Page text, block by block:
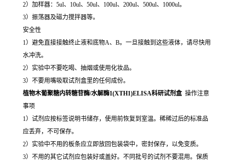
2）加样器：5ul、10ul、50ul、100ul、200ul、500ul、1000ul。
3）振荡器及磁力搅拌器等。
安全性
1）避免直接接触终止液和底物A、B。一旦接触到这些液体，请尽快用
水冲洗。
2）实验中不要吃喝、抽烟或使用化妆品。
3）不要用嘴吸取试剂盒里的任何成份。
植物木葡聚糖内转糖苷酶/水解酶1(XTH1)ELISA科研试剂盒 操作注意
事项
1）试剂应按标签说明书储存，使用前恢复到室温。稀稀过后的标准品
应丢弃，不可保存。
2）实验中不用的板条应立即放回包装袋中，密封保存，以免变质。
3）不用的其它试剂应包装好或盖好。不同批号的试剂不要混用。保质